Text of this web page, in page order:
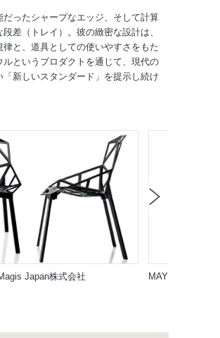
ったシャープなエッジ、そして計算
差（トレイ）。彼の緻密な設計は、
と、道具としての使いやすさをもた
ルというプロダクトを通じて、現代の
新しいスタンダード」を提示し続け
Japan株式会社 MAYDAY ©BIS